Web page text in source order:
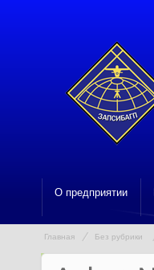
О предприятии
Главная Без рубрики